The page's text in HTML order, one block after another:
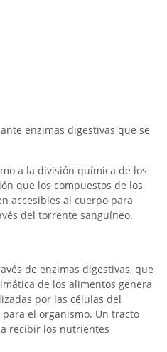
enzimas digestivas que se
a la división química de los
que los compuestos de los
accesibles al cuerpo para
del torrente sanguíneo.
de enzimas digestivas, que
de los alimentos genera
por las células del
el organismo. Un tracto
recibir los nutrientes